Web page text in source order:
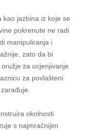
kao jazbina iz koje se
pokrenute ne radi
manipuliranja i
zato da bi
za ucjenjivanje
za povlašteni
okolnosti
s najmračnijim